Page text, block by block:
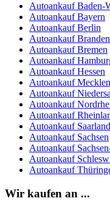
Autoankauf Baden-
Autoankauf Bayern
Autoankauf Berlin
Autoankauf
Autoankauf Bremen
Autoankauf
Autoankauf Hessen
Autoankauf
Autoankauf
Autoankauf
Autoankauf
Autoankauf Saarland
Autoankauf Sachsen
Autoankauf
Autoankauf
Autoankauf
Wir kaufen an ...